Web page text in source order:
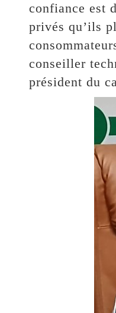
confiance est
privés qu’ils
conseiller
président du